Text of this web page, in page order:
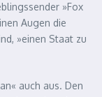
»Fox
Augen die
»einen Staat zu
auch aus. Den